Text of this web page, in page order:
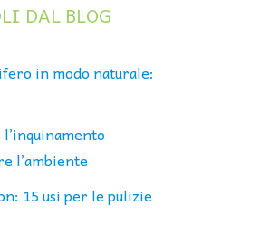
DAL BLOG
in modo naturale:
l’ambiente
15 usi per le pulizie